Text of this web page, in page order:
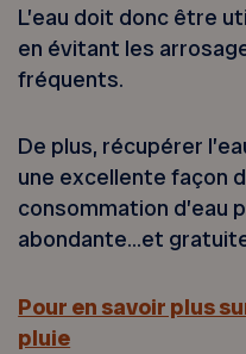
L’eau doit donc être
en évitant les
fréquents.
De plus, récupérer
une excellente façon
consommation d’eau
abondante…et
Pour en savoir plus
pluie